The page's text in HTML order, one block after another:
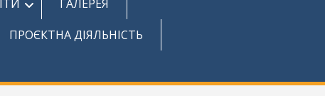
ГАЛЕРЕЯ
ПРОЄКТНА ДІЯЛЬНІСТЬ